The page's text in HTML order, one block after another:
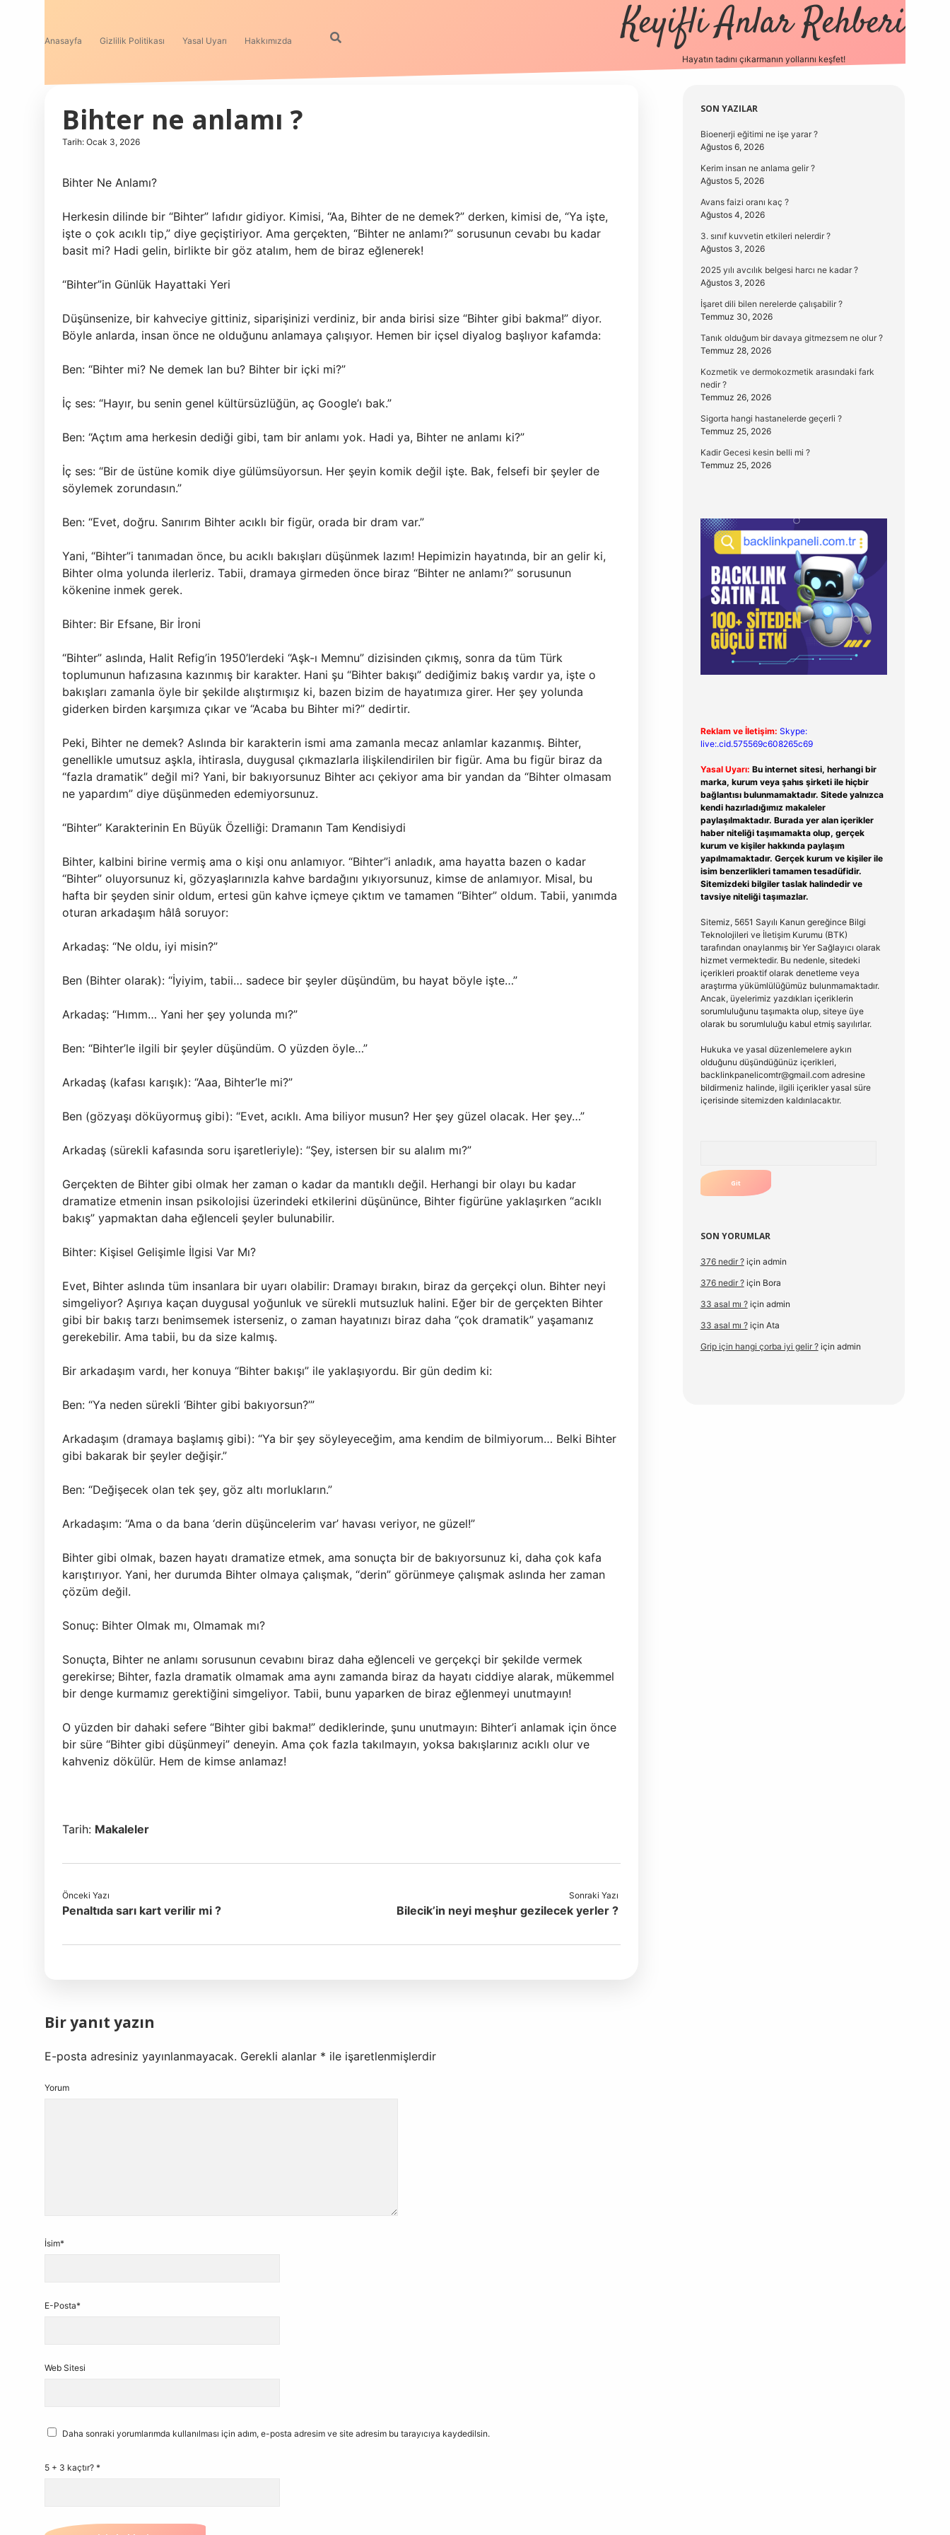
Anasayfa Gizlilik Politikası Yasal Uyarı Hakkımızda Keyifli Anlar Rehberi
Hayatın tadını çıkarmanın yollarını keşfet!
Bihter ne anlamı ?
Tarih: Ocak 3, 2026
Bihter Ne Anlamı?
Herkesin dilinde bir “Bihter” lafıdır gidiyor. Kimisi, “Aa, Bihter de ne demek?” derken, kimisi de, “Ya işte,
işte o çok acıklı tip,” diye geçiştiriyor. Ama gerçekten, “Bihter ne anlamı?” sorusunun cevabı bu kadar
basit mi? Hadi gelin, birlikte bir göz atalım, hem de biraz eğlenerek!
“Bihter”in Günlük Hayattaki Yeri
Düşünsenize, bir kahveciye gittiniz, siparişinizi verdiniz, bir anda birisi size “Bihter gibi bakma!” diyor.
Böyle anlarda, insan önce ne olduğunu anlamaya çalışıyor. Hemen bir içsel diyalog başlıyor kafamda:
Ben: “Bihter mi? Ne demek lan bu? Bihter bir içki mi?”
İç ses: “Hayır, bu senin genel kültürsüzlüğün, aç Google’ı bak.”
Ben: “Açtım ama herkesin dediği gibi, tam bir anlamı yok. Hadi ya, Bihter ne anlamı ki?”
İç ses: “Bir de üstüne komik diye gülümsüyorsun. Her şeyin komik değil işte. Bak, felsefi bir şeyler de
söylemek zorundasın.”
Ben: “Evet, doğru. Sanırım Bihter acıklı bir figür, orada bir dram var.”
Yani, “Bihter”i tanımadan önce, bu acıklı bakışları düşünmek lazım! Hepimizin hayatında, bir an gelir ki,
Bihter olma yolunda ilerleriz. Tabii, dramaya girmeden önce biraz “Bihter ne anlamı?” sorusunun
kökenine inmek gerek.
Bihter: Bir Efsane, Bir İroni
“Bihter” aslında, Halit Refig’in 1950’lerdeki “Aşk-ı Memnu” dizisinden çıkmış, sonra da tüm Türk
toplumunun hafızasına kazınmış bir karakter. Hani şu “Bihter bakışı” dediğimiz bakış vardır ya, işte o
bakışları zamanla öyle bir şekilde alıştırmışız ki, bazen bizim de hayatımıza girer. Her şey yolunda
giderken birden karşımıza çıkar ve “Acaba bu Bihter mi?” dedirtir.
Peki, Bihter ne demek? Aslında bir karakterin ismi ama zamanla mecaz anlamlar kazanmış. Bihter,
genellikle umutsuz aşkla, ihtirasla, duygusal çıkmazlarla ilişkilendirilen bir figür. Ama bu figür biraz da
“fazla dramatik” değil mi? Yani, bir bakıyorsunuz Bihter acı çekiyor ama bir yandan da “Bihter olmasam
ne yapardım” diye düşünmeden edemiyorsunuz.
“Bihter” Karakterinin En Büyük Özelliği: Dramanın Tam Kendisiydi
Bihter, kalbini birine vermiş ama o kişi onu anlamıyor. “Bihter”i anladık, ama hayatta bazen o kadar
“Bihter” oluyorsunuz ki, gözyaşlarınızla kahve bardağını yıkıyorsunuz, kimse de anlamıyor. Misal, bu
hafta bir şeyden sinir oldum, ertesi gün kahve içmeye çıktım ve tamamen “Bihter” oldum. Tabii, yanımda
oturan arkadaşım hâlâ soruyor:
Arkadaş: “Ne oldu, iyi misin?”
Ben (Bihter olarak): “İyiyim, tabii… sadece bir şeyler düşündüm, bu hayat böyle işte…”
Arkadaş: “Hımm… Yani her şey yolunda mı?”
Ben: “Bihter’le ilgili bir şeyler düşündüm. O yüzden öyle…”
Arkadaş (kafası karışık): “Aaa, Bihter’le mi?”
Ben (gözyaşı döküyormuş gibi): “Evet, acıklı. Ama biliyor musun? Her şey güzel olacak. Her şey…”
Arkadaş (sürekli kafasında soru işaretleriyle): “Şey, istersen bir su alalım mı?”
Gerçekten de Bihter gibi olmak her zaman o kadar da mantıklı değil. Herhangi bir olayı bu kadar
dramatize etmenin insan psikolojisi üzerindeki etkilerini düşününce, Bihter figürüne yaklaşırken “acıklı
bakış” yapmaktan daha eğlenceli şeyler bulunabilir.
Bihter: Kişisel Gelişimle İlgisi Var Mı?
Evet, Bihter aslında tüm insanlara bir uyarı olabilir: Dramayı bırakın, biraz da gerçekçi olun. Bihter neyi
simgeliyor? Aşırıya kaçan duygusal yoğunluk ve sürekli mutsuzluk halini. Eğer bir de gerçekten Bihter
gibi bir bakış tarzı benimsemek isterseniz, o zaman hayatınızı biraz daha “çok dramatik” yaşamanız
gerekebilir. Ama tabii, bu da size kalmış.
Bir arkadaşım vardı, her konuya “Bihter bakışı” ile yaklaşıyordu. Bir gün dedim ki:
Ben: “Ya neden sürekli ‘Bihter gibi bakıyorsun?’”
Arkadaşım (dramaya başlamış gibi): “Ya bir şey söyleyeceğim, ama kendim de bilmiyorum… Belki Bihter
gibi bakarak bir şeyler değişir.”
Ben: “Değişecek olan tek şey, göz altı morlukların.”
Arkadaşım: “Ama o da bana ‘derin düşüncelerim var’ havası veriyor, ne güzel!”
Bihter gibi olmak, bazen hayatı dramatize etmek, ama sonuçta bir de bakıyorsunuz ki, daha çok kafa
karıştırıyor. Yani, her durumda Bihter olmaya çalışmak, “derin” görünmeye çalışmak aslında her zaman
çözüm değil.
Sonuç: Bihter Olmak mı, Olmamak mı?
Sonuçta, Bihter ne anlamı sorusunun cevabını biraz daha eğlenceli ve gerçekçi bir şekilde vermek
gerekirse; Bihter, fazla dramatik olmamak ama aynı zamanda biraz da hayatı ciddiye alarak, mükemmel
bir denge kurmamız gerektiğini simgeliyor. Tabii, bunu yaparken de biraz eğlenmeyi unutmayın!
O yüzden bir dahaki sefere “Bihter gibi bakma!” dediklerinde, şunu unutmayın: Bihter’i anlamak için önce
bir süre “Bihter gibi düşünmeyi” deneyin. Ama çok fazla takılmayın, yoksa bakışlarınız acıklı olur ve
kahveniz dökülür. Hem de kimse anlamaz!
Tarih: Makaleler
Önceki Yazı
Penaltıda sarı kart verilir mi ?
Sonraki Yazı
Bilecik’in neyi meşhur gezilecek yerler ?
Bir yanıt yazın
E-posta adresiniz yayınlanmayacak. Gerekli alanlar * ile işaretlenmişlerdir
Yorum
İsim*
E-Posta*
Web Sitesi
Daha sonraki yorumlarımda kullanılması için adım, e-posta adresim ve site adresim bu tarayıcıya kaydedilsin.
5 + 3 kaçtır? *
Sidebar
SON YAZILAR
Bioenerji eğitimi ne işe yarar ?
Ağustos 6, 2026
Kerim insan ne anlama gelir ?
Ağustos 5, 2026
Avans faizi oranı kaç ?
Ağustos 4, 2026
3. sınıf kuvvetin etkileri nelerdir ?
Ağustos 3, 2026
2025 yılı avcılık belgesi harcı ne kadar ?
Ağustos 3, 2026
İşaret dili bilen nerelerde çalışabilir ?
Temmuz 30, 2026
Tanık olduğum bir davaya gitmezsem ne olur ?
Temmuz 28, 2026
Kozmetik ve dermokozmetik arasındaki fark
nedir ?
Temmuz 26, 2026
Sigorta hangi hastanelerde geçerli ?
Temmuz 25, 2026
Kadir Gecesi kesin belli mi ?
Temmuz 25, 2026
Reklam ve İletişim: Skype:
live:.cid.575569c608265c69
Yasal Uyarı: Bu internet sitesi, herhangi bir
marka, kurum veya şahıs şirketi ile hiçbir
bağlantısı bulunmamaktadır. Sitede yalnızca
kendi hazırladığımız makaleler
paylaşılmaktadır. Burada yer alan içerikler
haber niteliği taşımamakta olup, gerçek
kurum ve kişiler hakkında paylaşım
yapılmamaktadır. Gerçek kurum ve kişiler ile
isim benzerlikleri tamamen tesadüfidir.
Sitemizdeki bilgiler taslak halindedir ve
tavsiye niteliği taşımazlar.
Sitemiz, 5651 Sayılı Kanun gereğince Bilgi
Teknolojileri ve İletişim Kurumu (BTK)
tarafından onaylanmış bir Yer Sağlayıcı olarak
hizmet vermektedir. Bu nedenle, sitedeki
içerikleri proaktif olarak denetleme veya
araştırma yükümlülüğümüz bulunmamaktadır.
Ancak, üyelerimiz yazdıkları içeriklerin
sorumluluğunu taşımakta olup, siteye üye
olarak bu sorumluluğu kabul etmiş sayılırlar.
Hukuka ve yasal düzenlemelere aykırı
olduğunu düşündüğünüz içerikleri,
backlinkpanelicomtr@gmail.comadresine
bildirmeniz halinde, ilgili içerikler yasal süre
içerisinde sitemizden kaldırılacaktır.
SON YORUMLAR
376 nedir ?için admin
376 nedir ?için Bora
33 asal mı ?için admin
33 asal mı ?için Ata
Grip için hangi çorba iyi gelir ?için admin